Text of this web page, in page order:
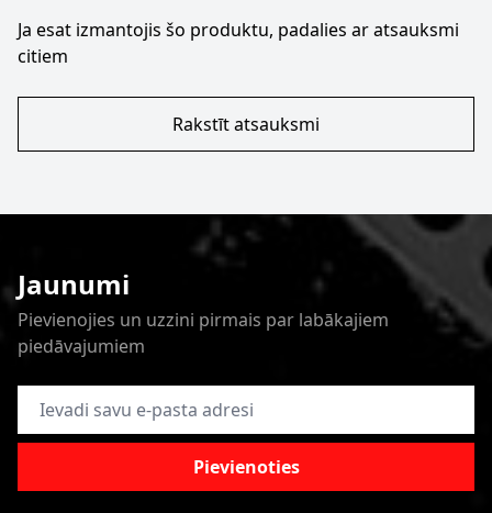
Ja esat izmantojis šo produktu, padalies ar atsauksmi
citiem
Rakstīt atsauksmi
Jaunumi
Pievienojies un uzzini pirmais par labākajiem
piedāvajumiem
E-pasta adrese
Pievienoties